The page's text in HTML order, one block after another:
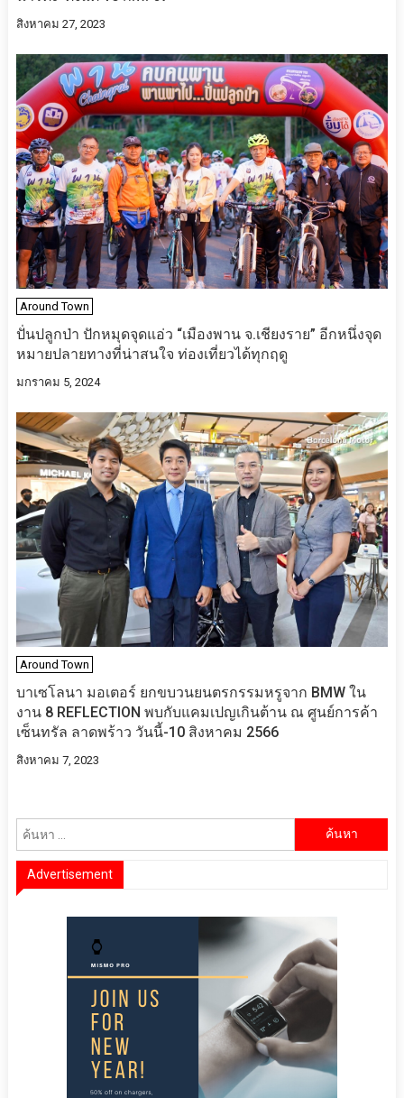
สิงหาคม 27, 2023
Around Town
ปั่นปลูกป่า ปักหมุดจุดแอ่ว “เมืองพาน จ.เชียงราย” อีกหนึ่งจุด
หมายปลายทางที่น่าสนใจ ท่องเที่ยวได้ทุกฤดู
มกราคม 5, 2024
Around Town
บาเซโลนา มอเตอร์ ยกขบวนยนตรกรรมหรูจาก BMW ใน
งาน 8 REFLECTION พบกับแคมเปญเกินต้าน ณ ศูนย์การค้า
เซ็นทรัล ลาดพร้าว วันนี้-10 สิงหาคม 2566
สิงหาคม 7, 2023
Advertisement